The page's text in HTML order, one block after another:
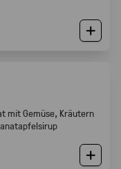
mit Gemüse, Kräutern